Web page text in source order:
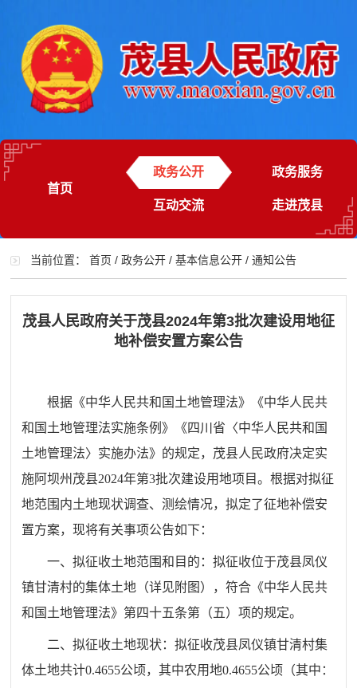
首页
政务公开 政务服务
互动交流 走进茂县
当前位置：首页 /政务公开 /基本信息公开 /通知公告
茂县人民政府关于茂县2024年第3批次建设用地征
地补偿安置方案公告
根据《中华人民共和国土地管理法》《中华人民共
和国土地管理法实施条例》《四川省〈中华人民共和国
土地管理法〉实施办法》的规定，茂县人民政府决定实
施阿坝州茂县2024年第3批次建设用地项目。根据对拟征
地范围内土地现状调查、测绘情况，拟定了征地补偿安
置方案，现将有关事项公告如下：
一、拟征收土地范围和目的：拟征收位于茂县凤仪
镇甘清村的集体土地（详见附图），符合《中华人民共
和国土地管理法》第四十五条第（五）项的规定。
二、拟征收土地现状：拟征收茂县凤仪镇甘清村集
体土地共计0.4655公顷，其中农用地0.4655公顷（其中：